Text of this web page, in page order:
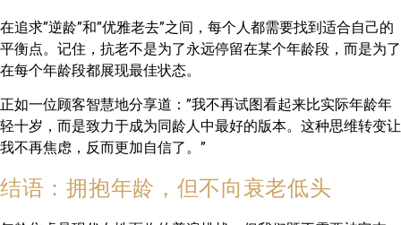
在追求”逆龄”和”优雅老去”之间，每个人都需要找到适合自己的
平衡点。记住，抗老不是为了永远停留在某个年龄段，而是为了
在每个年龄段都展现最佳状态。
正如一位顾客智慧地分享道：”我不再试图看起来比实际年龄年
轻十岁，而是致力于成为同龄人中最好的版本。这种思维转变让
我不再焦虑，反而更加自信了。”
结语：拥抱年龄，但不向衰老低头